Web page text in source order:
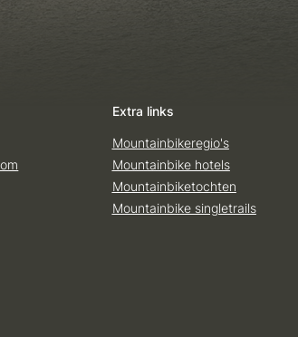
Extra links
Mountainbikeregio's
Mountainbike hotels
Mountainbiketochten
Mountainbike singletrails